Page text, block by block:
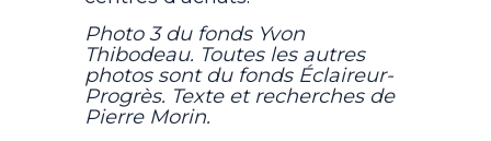
Photo 3 du fonds Yvon
Thibodeau. Toutes les autres
photos sont du fonds Éclaireur-
Progrès. Texte et recherches de
Pierre Morin.